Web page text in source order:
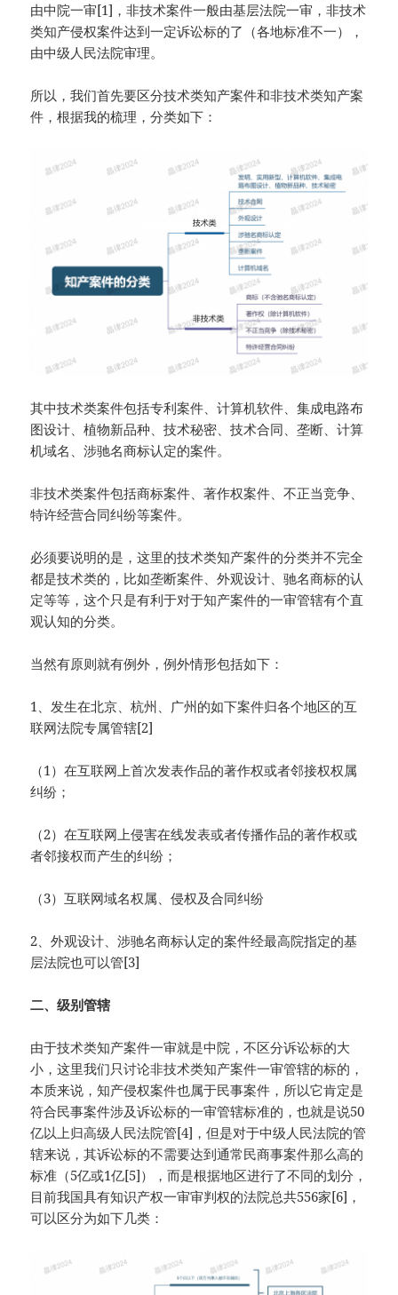
由中院一审[1]，非技术案件一般由基层法院一审，非技术
类知产侵权案件达到一定诉讼标的了（各地标准不一），
由中级人民法院审理。
所以，我们首先要区分技术类知产案件和非技术类知产案
件，根据我的梳理，分类如下：
其中技术类案件包括专利案件、计算机软件、集成电路布
图设计、植物新品种、技术秘密、技术合同、垄断、计算
机域名、涉驰名商标认定的案件。
非技术类案件包括商标案件、著作权案件、不正当竞争、
特许经营合同纠纷等案件。
必须要说明的是，这里的技术类知产案件的分类并不完全
都是技术类的，比如垄断案件、外观设计、驰名商标的认
定等等，这个只是有利于对于知产案件的一审管辖有个直
观认知的分类。
当然有原则就有例外，例外情形包括如下：
1、发生在北京、杭州、广州的如下案件归各个地区的互
联网法院专属管辖[2]
（1）在互联网上首次发表作品的著作权或者邻接权权属
纠纷；
（2）在互联网上侵害在线发表或者传播作品的著作权或
者邻接权而产生的纠纷；
（3）互联网域名权属、侵权及合同纠纷
2、外观设计、涉驰名商标认定的案件经最高院指定的基
层法院也可以管[3]
二、级别管辖
由于技术类知产案件一审就是中院，不区分诉讼标的大
小，这里我们只讨论非技术类知产案件一审管辖的标的，
本质来说，知产侵权案件也属于民事案件，所以它肯定是
符合民事案件涉及诉讼标的一审管辖标准的，也就是说50
亿以上归高级人民法院管[4]，但是对于中级人民法院的管
辖来说，其诉讼标的不需要达到通常民商事案件那么高的
标准（5亿或1亿[5]），而是根据地区进行了不同的划分，
目前我国具有知识产权一审审判权的法院总共556家[6]，
可以区分为如下几类：